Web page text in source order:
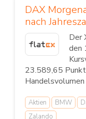
DAX
nach
Der
den
23.589,65
Handelsvolumen
Aktien BMW
Zalando